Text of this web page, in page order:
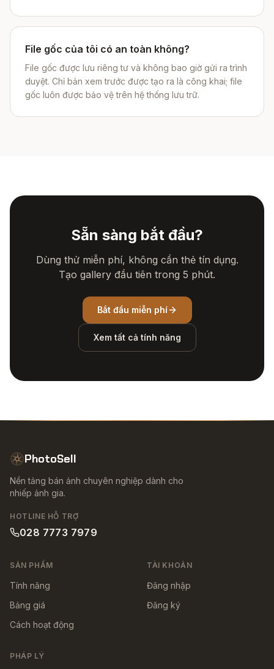
File gốc của tôi có an toàn không?
File gốc được lưu riêng tư và không bao giờ gửi ra trình
duyệt. Chỉ bản xem trước được tạo ra là công khai; file
gốc luôn được bảo vệ trên hệ thống lưu trữ.
Sẵn sàng bắt đầu?
Dùng thử miễn phí, không cần thẻ tín dụng.
Tạo gallery đầu tiên trong 5 phút.
Bắt đầu miễn phí
Xem tất cả tính năng
PhotoSell
Nền tảng bán ảnh chuyên nghiệp dành cho
nhiếp ảnh gia.
HOTLINE HỖ TRỢ
028 7773 7979
SẢN PHẨM
Tính năng
Bảng giá
Cách hoạt động
TÀI KHOẢN
Đăng nhập
Đăng ký
PHÁP LÝ